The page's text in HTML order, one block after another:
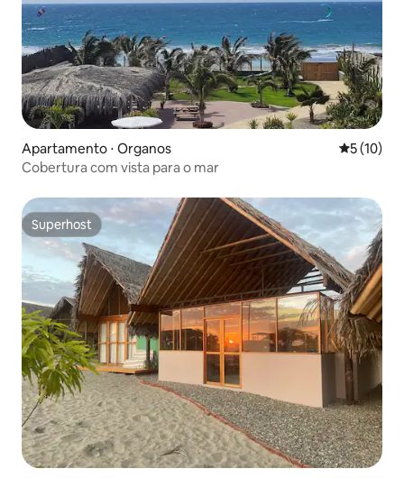
Apartamento ⋅ Organos 5 de uma
5 (10)
Cobertura com vista para o mar
Superhost
Superhost